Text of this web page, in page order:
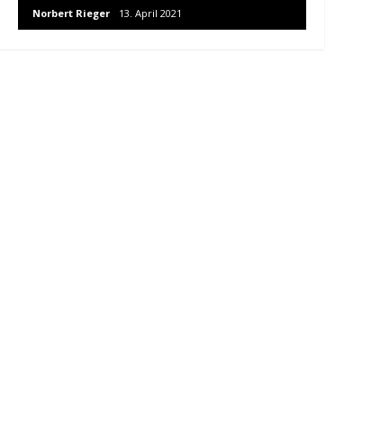
Norbert Rieger 13. April 2021